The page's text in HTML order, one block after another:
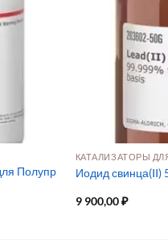
Полупр
КАТАЛИЗАТОРЫ
Иодид свинца(II)
9 900,00₽